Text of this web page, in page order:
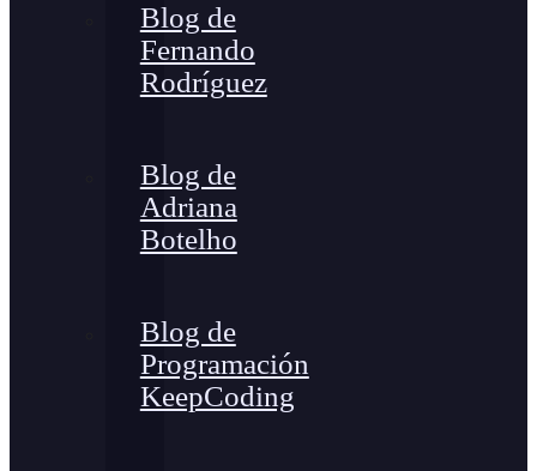
Blog de
Fernando
Rodríguez
Blog de
Adriana
Botelho
Blog de
Programación
KeepCoding